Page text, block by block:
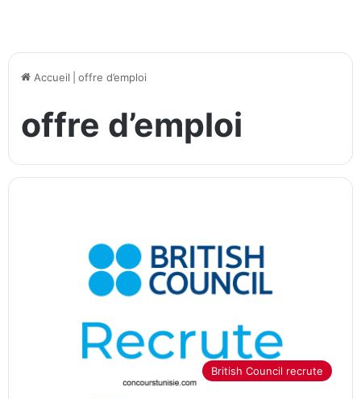
Accueil offre d’emploi
offre d’emploi
British Council recrute